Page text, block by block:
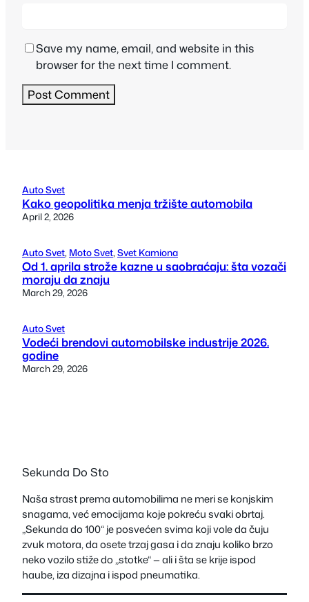
Save my name, email, and website in this
browser for the next time I comment.
Auto Svet
Kako geopolitika menja tržište automobila
April 2, 2026
Auto Svet, Moto Svet, Svet Kamiona
Od 1. aprila strože kazne u saobraćaju: šta vozači
moraju da znaju
March 29, 2026
Auto Svet
Vodeći brendovi automobilske industrije 2026.
godine
March 29, 2026
Sekunda Do Sto
Naša strast prema automobilima ne meri se konjskim
snagama, već emocijama koje pokreću svaki obrtaj.
„Sekunda do 100“ je posvećen svima koji vole da čuju
zvuk motora, da osete trzaj gasa i da znaju koliko brzo
neko vozilo stiže do „stotke“ — ali i šta se krije ispod
haube, iza dizajna i ispod pneumatika.